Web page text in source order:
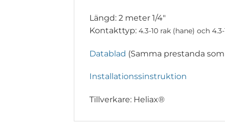
Längd: 2 meter 1/4″
Kontakttyp: 4.3-10 rak (hane) och
Datablad (Samma prestanda
Installationssinstruktion
Tillverkare: Heliax®